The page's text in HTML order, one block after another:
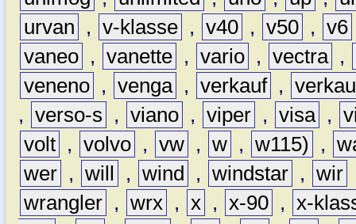
urvan
, v-klasse , v40 , v50 , v6
vaneo , vanette , vario , vectra ,
veneno , venga , verkauf ,
, verso-s , viano , viper , visa ,
volt , volvo , vw , w , w115) ,
wer , will , wind , windstar , wir
wrangler , wrx , x , x-90 , x-